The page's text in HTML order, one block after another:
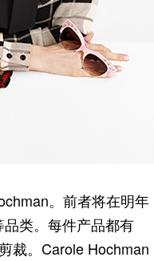
。前者将在明年
类。每件产品都有
裁。Carole Hochman